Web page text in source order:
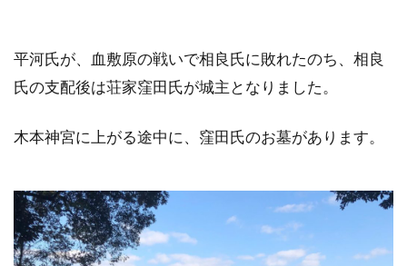
平河氏が、血敷原の戦いで相良氏に敗れたのち、相良
氏の支配後は荘家窪田氏が城主となりました。
木本神宮に上がる途中に、窪田氏のお墓があります。